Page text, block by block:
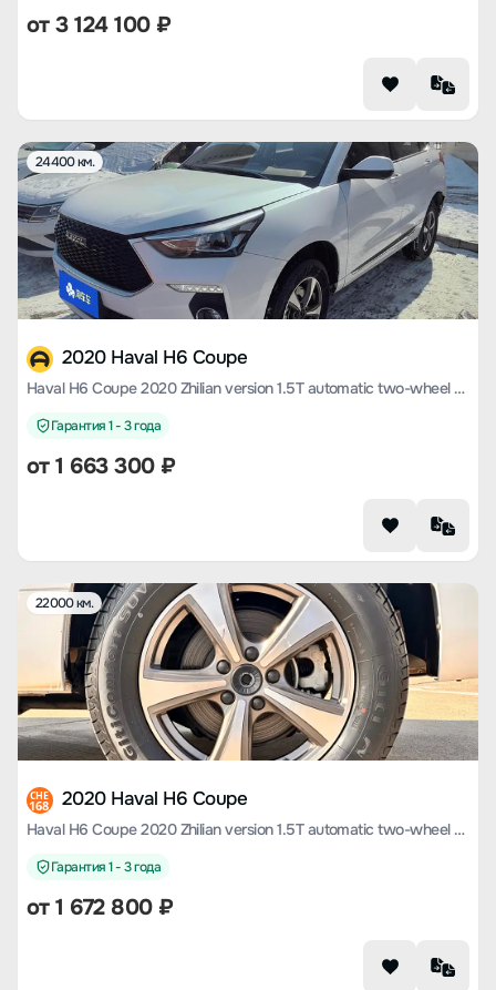
от3 124 100₽
24400 км.
2020 Haval H6 Coupe
Haval H6 Coupe 2020 Zhilian version 1.5T automatic two-wheel drive luxury Zhilian type
Гарантия 1 - 3 года
от1 663 300₽
22000 км.
CHE
168 2020 Haval H6 Coupe
Haval H6 Coupe 2020 Zhilian version 1.5T automatic two-wheel drive luxury Zhilian type
Гарантия 1 - 3 года
от1 672 800₽